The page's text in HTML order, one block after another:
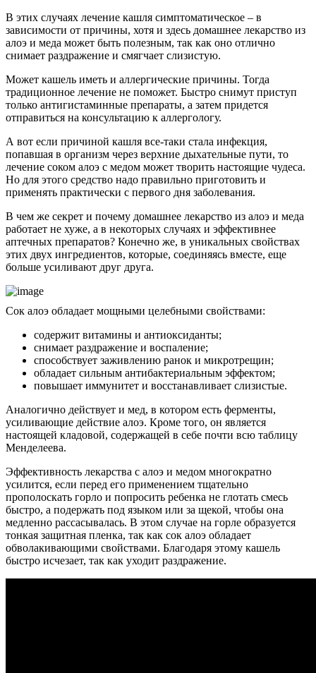
В этих случаях лечение кашля симптоматическое – в
зависимости от причины, хотя и здесь домашнее лекарство из
алоэ и меда может быть полезным, так как оно отлично
снимает раздражение и смягчает слизистую.
Может кашель иметь и аллергические причины. Тогда
традиционное лечение не поможет. Быстро снимут приступ
только антигистаминные препараты, а затем придется
отправиться на консультацию к аллергологу.
А вот если причиной кашля все-таки стала инфекция,
попавшая в организм через верхние дыхательные пути, то
лечение соком алоэ с медом может творить настоящие чудеса.
Но для этого средство надо правильно приготовить и
применять практически с первого дня заболевания.
В чем же секрет и почему домашнее лекарство из алоэ и меда
работает не хуже, а в некоторых случаях и эффективнее
аптечных препаратов? Конечно же, в уникальных свойствах
этих двух ингредиентов, которые, соединяясь вместе, еще
больше усиливают друг друга.
Сок алоэ обладает мощными целебными свойствами:
содержит витамины и антиоксиданты;
снимает раздражение и воспаление;
способствует заживлению ранок и микротрещин;
обладает сильным антибактериальным эффектом;
повышает иммунитет и восстанавливает слизистые.
Аналогично действует и мед, в котором есть ферменты,
усиливающие действие алоэ. Кроме того, он является
настоящей кладовой, содержащей в себе почти всю таблицу
Менделеева.
Эффективность лекарства с алоэ и медом многократно
усилится, если перед его применением тщательно
прополоскать горло и попросить ребенка не глотать смесь
быстро, а подержать под языком или за щекой, чтобы она
медленно рассасывалась. В этом случае на горле образуется
тонкая защитная пленка, так как сок алоэ обладает
обволакивающими свойствами. Благодаря этому кашель
быстро исчезает, так как уходит раздражение.